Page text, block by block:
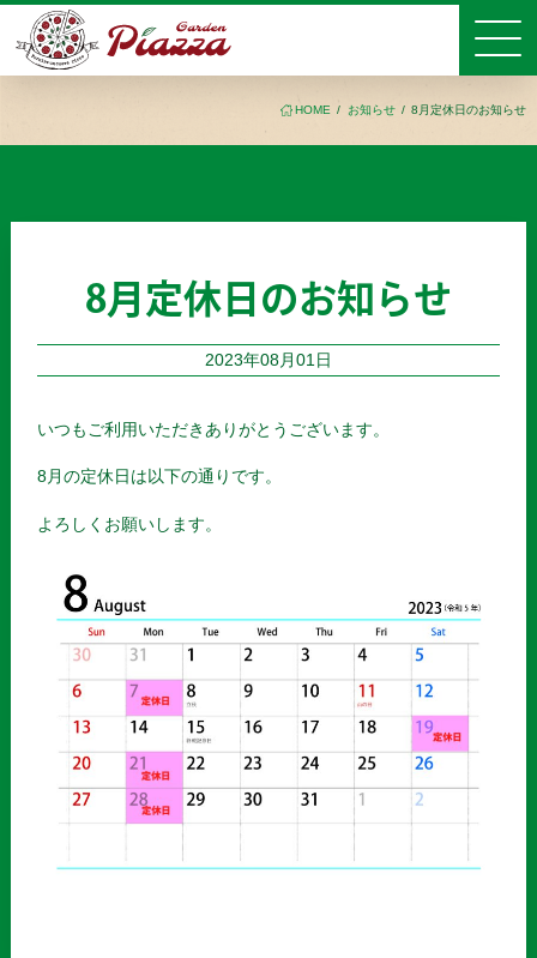
HOME お知らせ 8月定休日のお知らせ
8月定休日のお知らせ
2023年08月01日
いつもご利用いただきありがとうございます。
8月の定休日は以下の通りです。
よろしくお願いします。